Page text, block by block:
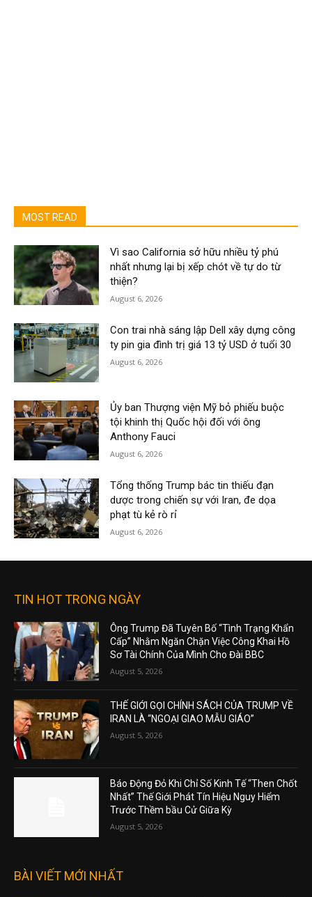
MOST READ
Vì sao California sở hữu nhiều tỷ phú
nhất nhưng lại bị xếp chót về tự do từ
thiện?
August 6, 2026
Con trai nhà sáng lập Dell xây dựng công
ty pin gia đình trị giá 13 tỷ USD ở tuổi 30
August 6, 2026
Ủy ban Thượng viện Mỹ bỏ phiếu buộc
tội khinh thị Quốc hội đối với ông
Anthony Fauci
August 6, 2026
Tổng thống Trump bác tin thiếu đạn
dược trong chiến sự với Iran, đe dọa
phạt tù kẻ rò rỉ
August 6, 2026
TIN HOT TRONG NGÀY
Ông Trump Đã Tuyên Bố “Tình Trạng Khẩn
Cấp” Nhằm Ngăn Chặn Việc Công Khai Hồ
Sơ Tài Chính Của Mình Cho Đài BBC
August 5, 2026
THẾ GIỚI GỌI CHÍNH SÁCH CỦA TRUMP VỀ
IRAN LÀ “NGOẠI GIAO MẪU GIÁO”
August 5, 2026
Báo Động Đỏ Khi Chỉ Số Kinh Tế “Then Chốt
Nhất” Thế Giới Phát Tín Hiệu Nguy Hiểm
Trước Thềm bầu Cử Giữa Kỳ
August 5, 2026
BÀI VIẾT MỚI NHẤT